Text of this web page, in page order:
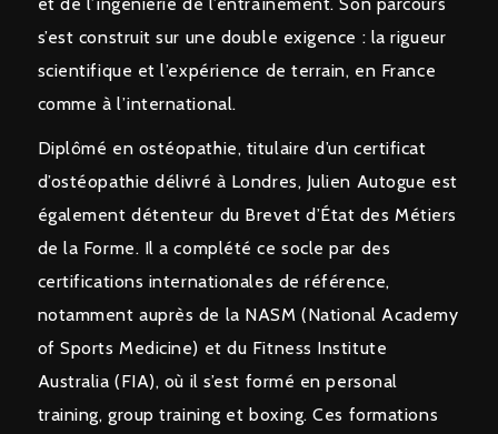
s’est construit sur une double exigence : la rigueur
scientifique et l’expérience de terrain, en France
comme à l’international.
Diplômé en ostéopathie, titulaire d’un certificat
d’ostéopathie délivré à Londres, Julien Autogue est
également détenteur du Brevet d’État des Métiers
de la Forme. Il a complété ce socle par des
certifications internationales de référence,
notamment auprès de la NASM (National Academy
of Sports Medicine) et du Fitness Institute
Australia (FIA), où il s’est formé en personal
training, group training et boxing. Ces formations